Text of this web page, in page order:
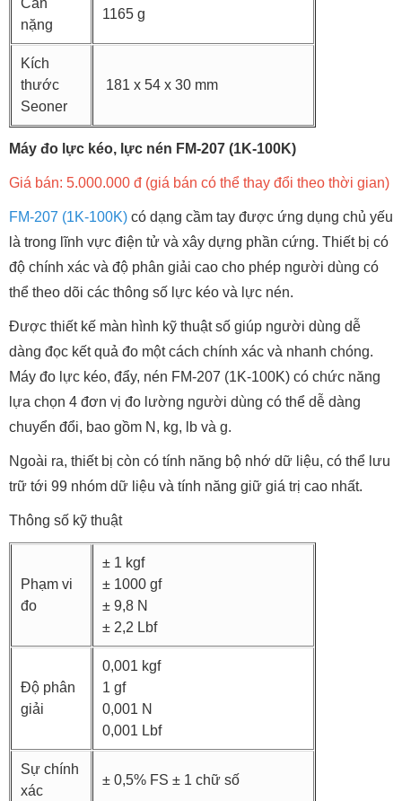
Cân
nặng
1165 g
Kích
thước
Seoner
181 x 54 x 30 mm
Máy đo lực kéo, lực nén FM-207 (1K-100K)
Giá bán: 5.000.000 đ (giá bán có thể thay đổi theo thời gian)
FM-207 (1K-100K) có dạng cầm tay được ứng dụng chủ yếu
là trong lĩnh vực điện tử và xây dựng phần cứng. Thiết bị có
độ chính xác và độ phân giải cao cho phép người dùng có
thể theo dõi các thông số lực kéo và lực nén.
Được thiết kế màn hình kỹ thuật số giúp người dùng dễ
dàng đọc kết quả đo một cách chính xác và nhanh chóng.
Máy đo lực kéo, đẩy, nén FM-207 (1K-100K) có chức năng
lựa chọn 4 đơn vị đo lường người dùng có thể dễ dàng
chuyển đổi, bao gồm N, kg, lb và g.
Ngoài ra, thiết bị còn có tính năng bộ nhớ dữ liệu, có thể lưu
trữ tới 99 nhóm dữ liệu và tính năng giữ giá trị cao nhất.
Thông số kỹ thuật
Phạm vi
đo
± 1 kgf
± 1000 gf
± 9,8 N
± 2,2 Lbf
Độ phân
giải
0,001 kgf
1 gf
0,001 N
0,001 Lbf
Sự chính
xác
± 0,5% FS ± 1 chữ số